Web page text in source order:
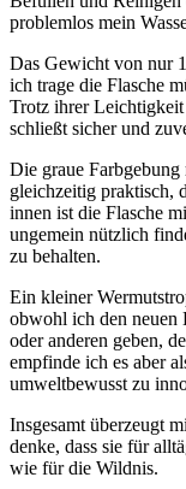
problemlos mein
Das Gewicht von nur
ich trage die Flasche
Trotz ihrer
schließt sicher und
Die graue
gleichzeitig praktisch,
innen ist die Flasche
ungemein nützlich
zu behalten.
Ein kleiner
obwohl ich den neuen
oder anderen geben,
empfinde ich es aber
umweltbewusst zu
Insgesamt überzeugt
denke, dass sie für
wie für die Wildnis.